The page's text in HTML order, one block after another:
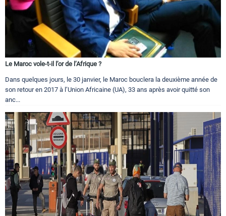
Le Maroc vole-t-il l’or de l’Afrique ?
Dans quelques jours, le 30 janvier, le Maroc bouclera la deuxième année de
son retour en 2017 à l’Union Africaine (UA), 33 ans après avoir quitté son
anc...